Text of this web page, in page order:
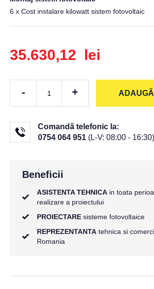
6 x Cost instalare kilowatt sistem fotovoltaic
35.630,12 lei
- +
Comandă telefonic la:
0754 064 951 (L-V: 08:00 - 16:30)
Beneficii
ASISTENTA TEHNICA in toata
realizare a proiectului
PROIECTARE sisteme fotovoltaice
REPREZENTANTA tehnica si
Romania